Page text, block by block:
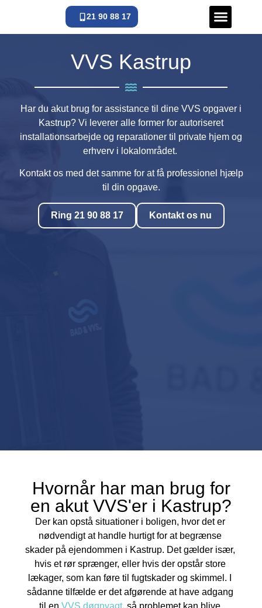
21 90 88 17
VVS Kastrup
Har du akut brug for assistance til dine VVS opgaver i
Kastrup? Vi leverer alle former for autoriseret
installationsarbejde og reparationer til private hjem og
erhverv i lokalområdet.
Kontakt os med det samme for at få professionel hjælp
til din opgave.
Ring 21 90 88 17 Kontakt os nu
Hvornår har man brug for
en akut VVS'er i Kastrup?
Der kan opstå situationer i boligen, hvor det er
nødvendigt at handle hurtigt for at begrænse
skader på ejendommen i Kastrup. Det gælder især,
hvis et rør sprænger, eller hvis der opstår store
lækager, som kan føre til fugtskader og skimmel. I
sådanne tilfælde er det afgørende at have adgang
til en VVS døgnvagt, så problemet kan blive